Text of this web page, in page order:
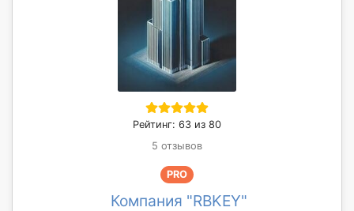
Рейтинг: 63 из 80
5 отзывов
PRO
Компания "RBKEY"